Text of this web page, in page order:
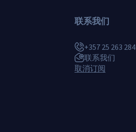
联系我们
+357 25 263 284
联系我们
取消订阅